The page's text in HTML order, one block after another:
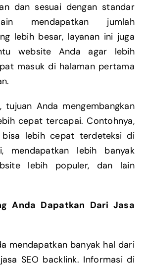
dan sesuai dengan standar
mendapatkan jumlah
lebih besar, layanan ini juga
website Anda agar lebih
masuk di halaman pertama
tujuan Anda mengembangkan
cepat tercapai. Contohnya,
lebih cepat terdeteksi di
mendapatkan lebih banyak
lebih populer, dan lain
Anda Dapatkan Dari Jasa
mendapatkan banyak hal dari
SEO backlink. Informasi di